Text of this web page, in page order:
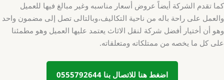
كما تقدم الشركة أيضاً عروض أسعار مناسبه وغير مبالغ فيها للعميل
والعمل على راحة باله من ناحية التكاليف،وبالتالى تصل إلى مضمون واحد
وهو أن أختيار أفضل شركة لنقل الاثاث يعتمد عليها العميل وهو مطمئنا
على كل ما يخصه من ممتلكاته ومتعلقاته.
اضغط هنا للاتصال بنا 0555792644